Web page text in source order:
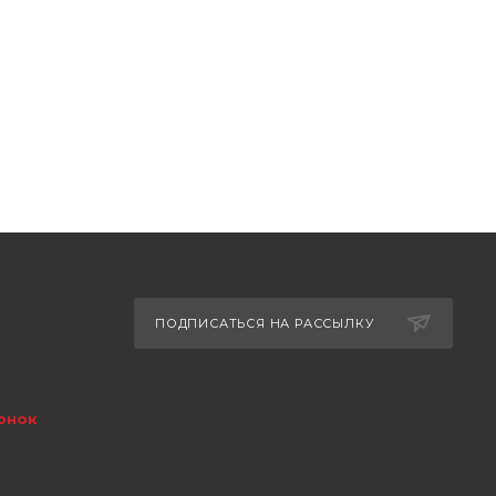
ПОДПИСАТЬСЯ НА РАССЫЛКУ